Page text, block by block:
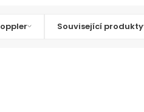
Související produkty